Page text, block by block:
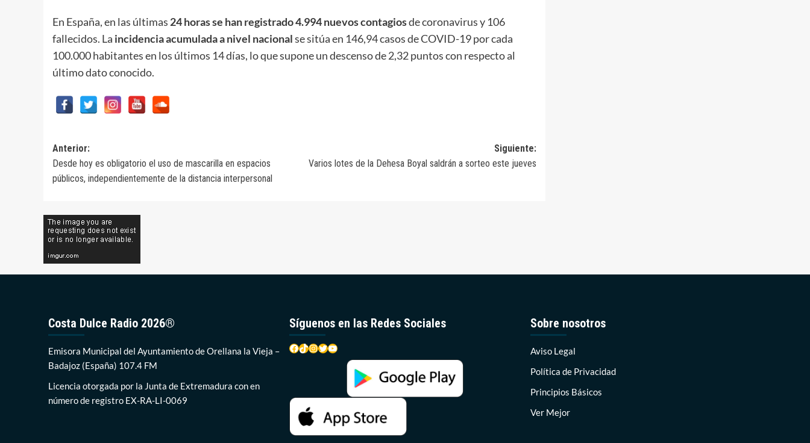
En España, en las últimas 24 horas se han registrado 4.994 nuevos contagiosde coronavirus y 106
fallecidos. La incidencia acumulada a nivel nacionalse sitúa en 146,94 casos de COVID-19 por cada
100.000 habitantes en los últimos 14 días, lo que supone un descenso de 2,32 puntos con respecto al
último dato conocido.
Navegación
de
entradas
Anterior:
Desde hoy es obligatorio el uso de mascarilla en espacios
públicos, independientemente de la distancia interpersonal
Siguiente:
Varios lotes de la Dehesa Boyal saldrán a sorteo este jueves
Costa Dulce Radio 2026®
Emisora Municipal del Ayuntamiento de Orellana la Vieja –
Badajoz (España) 107.4 FM
Licencia otorgada por la Junta de Extremadura con en
número de registro EX-RA-LI-0069
Síguenos en las Redes Sociales
Facebook
TikTok
Instagram
Twitter
YouTube
Sobre nosotros
Aviso Legal
Política de Privacidad
Principios Básicos
Ver Mejor